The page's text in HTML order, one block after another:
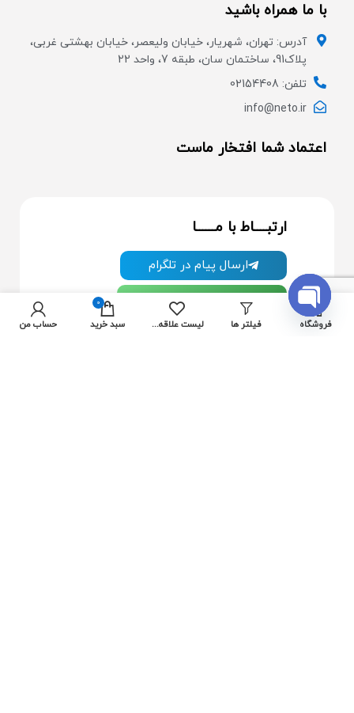
با ما همراه باشید
آدرس: تهران، شهریار، خیابان ولیعصر، خیابان بهشتی غربی،
پلاک91، ساختمان سان، طبقه 7، واحد 22
تلفن: 02154408
info@neto.ir
اعتماد شما افتخار ماست
ارتبــــاط با مــــــا
ارسال پیام در تلگرام
ارسال پیام در واتس آپ
فروشگاه فیلتر ها لیست علاقه مندی ها
0
سبد خرید حساب من
OPEN